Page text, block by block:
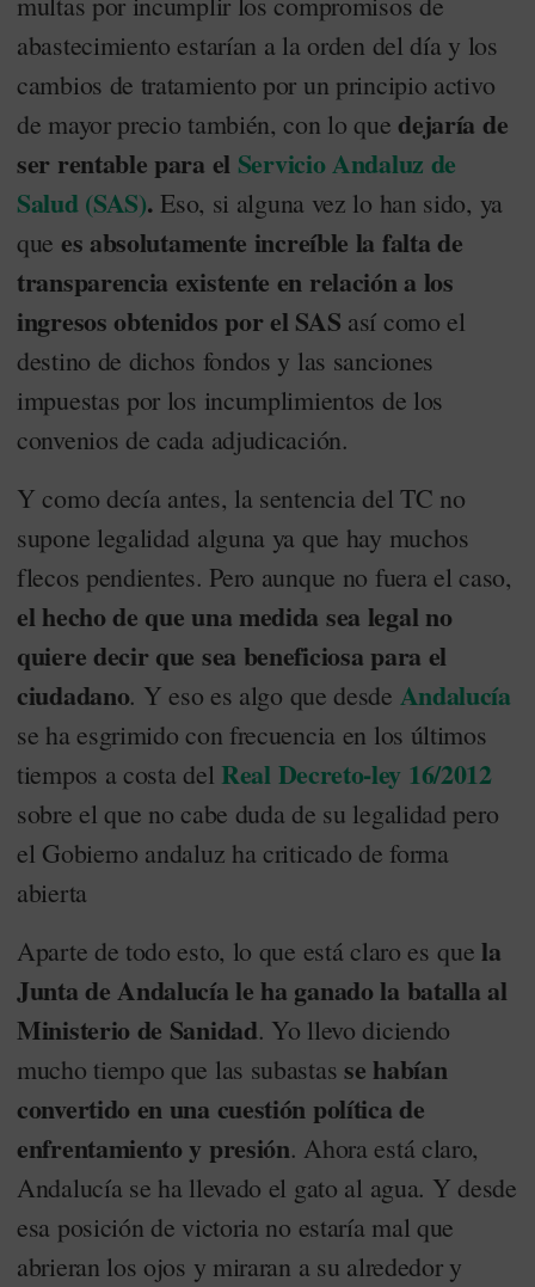
abastecimiento estarían a la orden del día y los
cambios de tratamiento por un principio activo
de mayor precio también, con lo que dejaría de
ser rentable para el Servicio Andaluz de
Salud (SAS). Eso, si alguna vez lo han sido, ya
que es absolutamente increíble la falta de
transparencia existente en relación a los
ingresos obtenidos por el SAS así como el
destino de dichos fondos y las sanciones
impuestas por los incumplimientos de los
convenios de cada adjudicación.
Y como decía antes, la sentencia del TC no
supone legalidad alguna ya que hay muchos
flecos pendientes. Pero aunque no fuera el caso,
el hecho de que una medida sea legal no
quiere decir que sea beneficiosa para el
ciudadano. Y eso es algo que desde Andalucía
se ha esgrimido con frecuencia en los últimos
tiempos a costa del Real Decreto-ley 16/2012
sobre el que no cabe duda de su legalidad pero
el Gobierno andaluz ha criticado de forma
abierta
Aparte de todo esto, lo que está claro es que la
Junta de Andalucía le ha ganado la batalla al
Ministerio de Sanidad. Yo llevo diciendo
mucho tiempo que las subastas se habían
convertido en una cuestión política de
enfrentamiento y presión. Ahora está claro,
Andalucía se ha llevado el gato al agua. Y desde
esa posición de victoria no estaría mal que
abrieran los ojos y miraran a su alrededor y